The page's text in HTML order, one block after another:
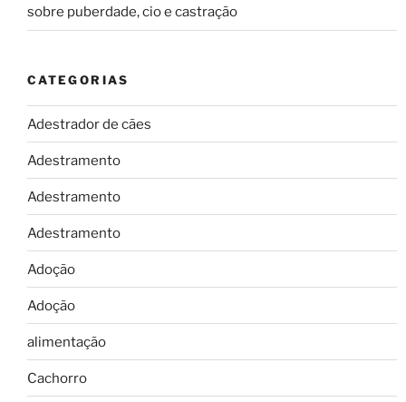
sobre puberdade, cio e castração
CATEGORIAS
Adestrador de cães
Adestramento
Adestramento
Adestramento
Adoção
Adoção
alimentação
Cachorro